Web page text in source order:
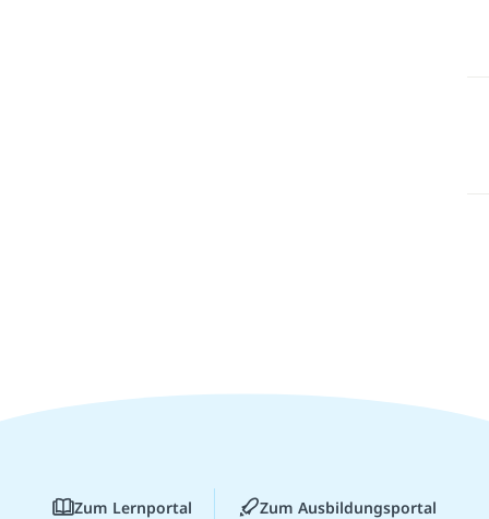
Zum Lernportal Zum Ausbildungsportal